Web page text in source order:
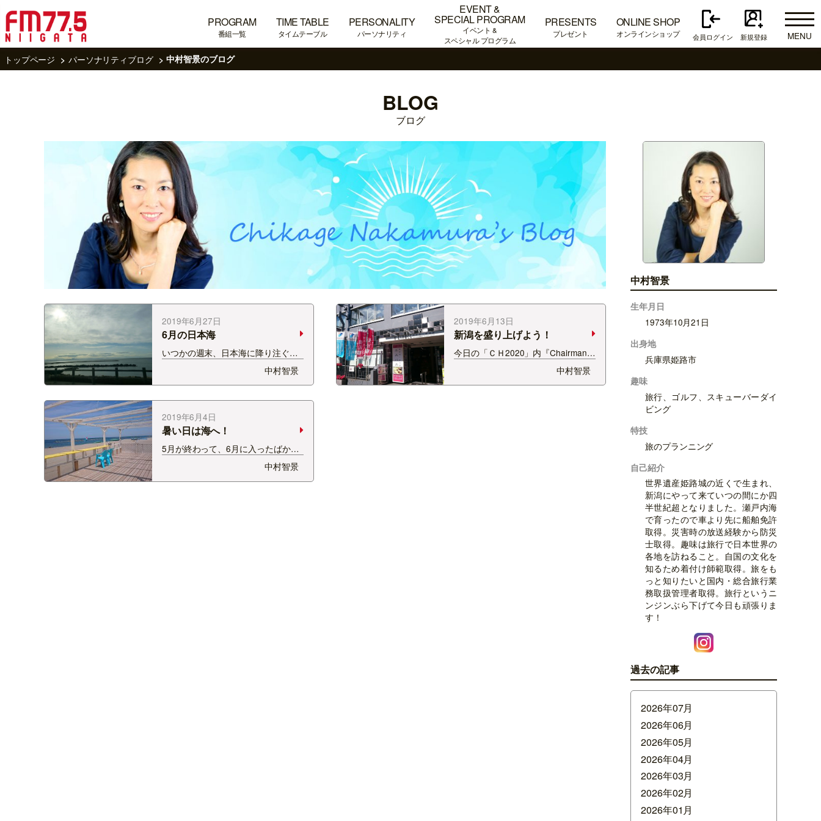
PROGRAM
番組一覧
TIME TABLE
タイムテーブル
PERSONALITY
パーソナリティ
EVENT &
SPECIAL PROGRAM
イベント &
スペシャル プログラム
PRESENTS
プレゼント
ONLINE SHOP
オンラインショップ 会員ログイン 新規登録
MENU
トップページ
パーソナリティブログ 中村智景のブログ
BLOG
ブログ
2019年6月27日
6月の日本海
いつかの週末、日本海に降り注ぐ太
陽がまぶしくて。 こんなにすぐ近く
に海があるのはほんと幸せ。 た
だ、地震が起きると気を付けなけれ
ばならないのが津波。 6/18の地震で
は、津波注意報で逃げた先が…
中村智景
2019年6月13日
新潟を盛り上げよう！
今日の「ＣＨ2020」内『Chairman
Interview』に登場していただいたの
は ㈱自遊人 代表取締役の岩佐十良
さん。 雑誌「自遊人」編集長。 今で
中村智景
2019年6月4日
暑い日は海へ！
5月が終わって、6月に入ったばか
り。 なのに、ここまで暑いとは！ 暑
いと行きたくなるのが海。 青山海岸
にはキス釣りの方が多かったです
中村智景
中村智景
生年月日
1973年10月21日
出身地
兵庫県姫路市
趣味
旅行、ゴルフ、スキューバーダイ
ビング
特技
旅のプランニング
自己紹介
世界遺産姫路城の近くで生まれ、
新潟にやって来ていつの間にか四
半世紀超となりました。瀬戸内海
で育ったので車より先に船舶免許
取得。災害時の放送経験から防災
士取得。趣味は旅行で日本世界の
各地を訪ねること。自国の文化を
知るため着付け師範取得。旅をも
っと知りたいと国内・総合旅行業
務取扱管理者取得。旅行というニ
ンジンぶら下げて今日も頑張りま
す！
過去の記事
2026年07月
2026年06月
2026年05月
2026年04月
2026年03月
2026年02月
2026年01月